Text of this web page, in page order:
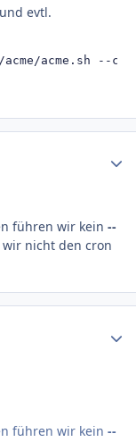
evtl.
acme.sh --
führen wir kein --
nicht den cron
führen wir kein --